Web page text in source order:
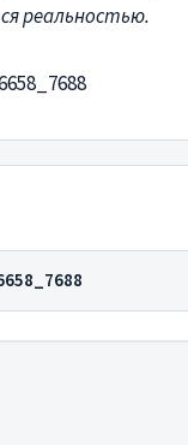
реальностью.